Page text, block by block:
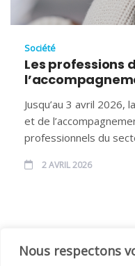
Nous respectons
Société
Les professions
Jusqu’au 3 avril 2026,
et de
professionnels du
2 AVRIL 2026